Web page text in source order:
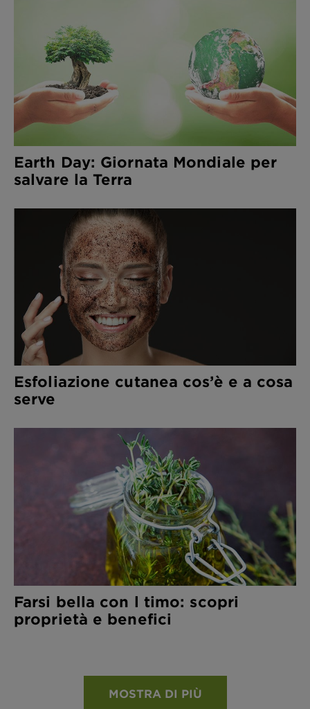
Earth Day: Giornata Mondiale per
salvare la Terra
Esfoliazione cutanea cos’è e a cosa
serve
Farsi bella con l timo: scopri
proprietà e benefici
MOSTRA DI PIÙ